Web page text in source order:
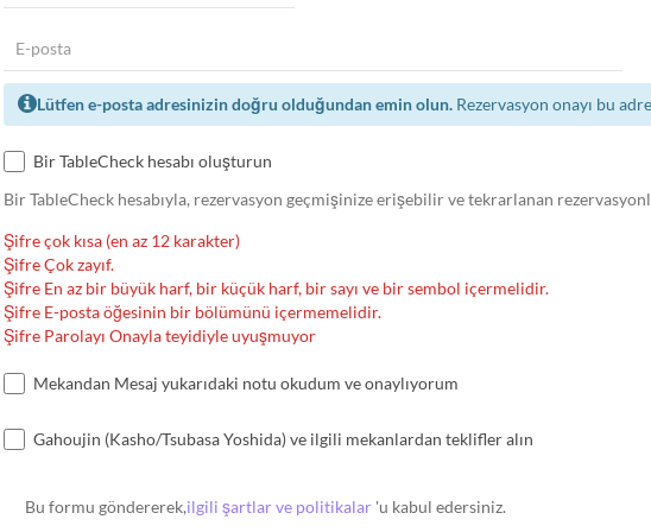
Lütfen e-posta adresinizin doğru olduğundan emin olun.Rezervasyon onayı bu
Bir TableCheck hesabı oluşturun
Bir TableCheck hesabıyla, rezervasyon geçmişinize erişebilir ve tekrarlanan
Şifre çok kısa (en az 12 karakter)
Şifre Çok zayıf.
Şifre En az bir büyük harf, bir küçük harf, bir sayı ve bir sembol içermelidir.
Şifre E-posta öğesinin bir bölümünü içermemelidir.
Şifre Parolayı Onayla teyidiyle uyuşmuyor
Mekandan Mesaj yukarıdaki notu okudum ve onaylıyorum
Gahoujin (Kasho/Tsubasa Yoshida) ve ilgili mekanlardan teklifler alın
Bu formu göndererek,ilgili şartlar ve politikalar 'u kabul edersiniz.